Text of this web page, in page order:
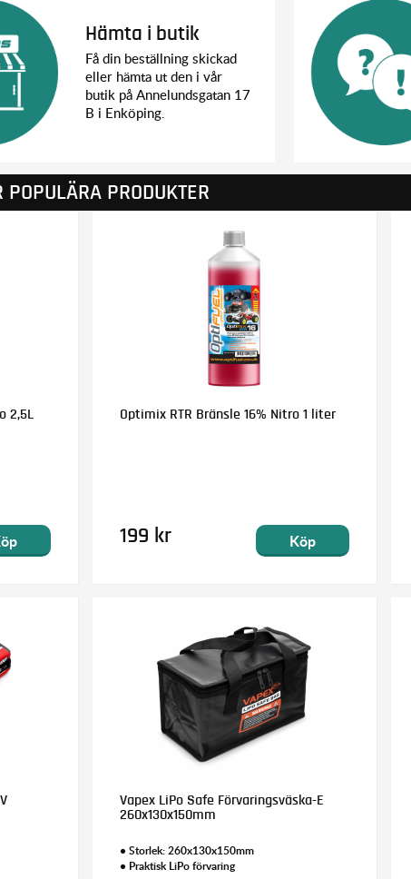
Hämta i butik
Få din beställning skickad
eller hämta ut den i vår
butik på Annelundsgatan 17
B i Enköping.
POPULÄRA PRODUKTER
2,5L Optimix RTR Bränsle 16% Nitro 1 liter
199 kr Köp
Vapex LiPo Safe Förvaringsväska-E
260x130x150mm
• Storlek: 260x130x150mm
• Praktisk LiPo förvaring